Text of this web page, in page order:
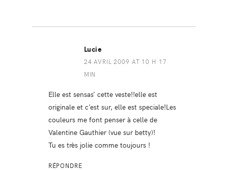
Lucie
24 AVRIL 2009 AT 10 H 17
MIN
Elle est sensas’ cette veste!!elle est
originale et c’est sur, elle est speciale!Les
couleurs me font penser à celle de
Valentine Gauthier (vue sur betty)!
Tu es très jolie comme toujours !
RÉPONDRE